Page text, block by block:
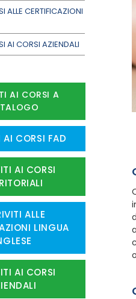
ALLE CERTIFICAZIONI
AI CORSI AZIENDALI
AI CORSI A
AI CORSI FAD
AI CORSI
ALLE
LINGUA
AI CORSI